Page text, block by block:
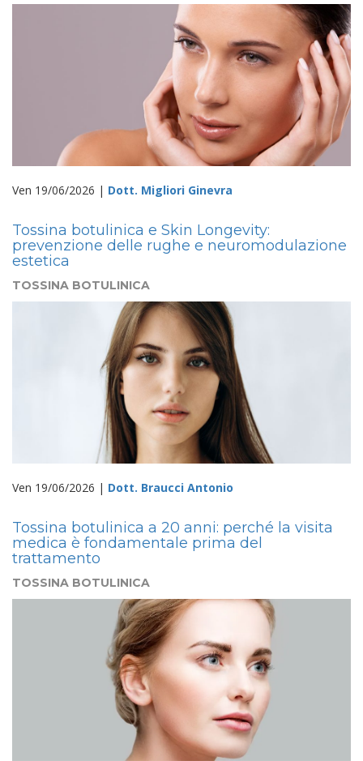
Ven 19/06/2026 | Dott. Migliori Ginevra
Tossina botulinica e Skin Longevity:
prevenzione delle rughe e neuromodulazione
estetica
TOSSINA BOTULINICA
Ven 19/06/2026 | Dott. Braucci Antonio
Tossina botulinica a 20 anni: perché la visita
medica è fondamentale prima del
trattamento
TOSSINA BOTULINICA